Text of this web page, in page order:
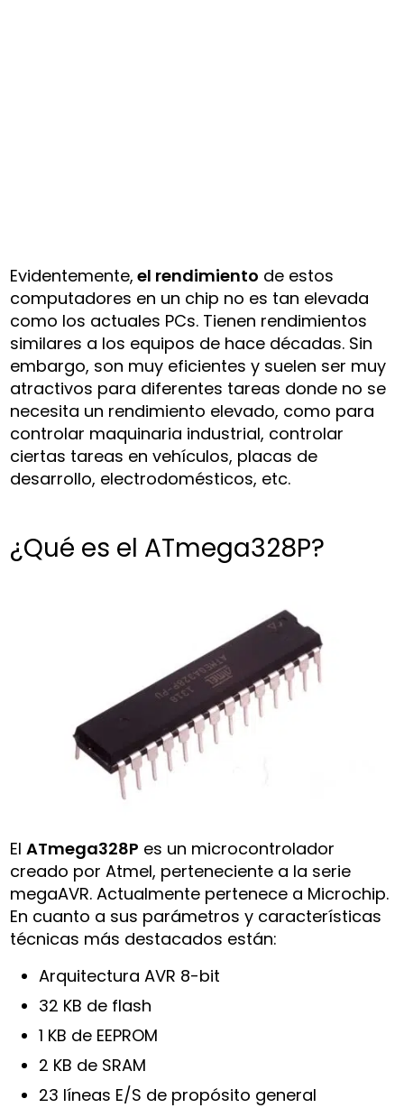
Evidentemente, el rendimiento de estos
computadores en un chip no es tan elevada
como los actuales PCs. Tienen rendimientos
similares a los equipos de hace décadas. Sin
embargo, son muy eficientes y suelen ser muy
atractivos para diferentes tareas donde no se
necesita un rendimiento elevado, como para
controlar maquinaria industrial, controlar
ciertas tareas en vehículos, placas de
desarrollo, electrodomésticos, etc.
¿Qué es el ATmega328P?
ElATmega328P es un microcontrolador
creado por Atmel, perteneciente a la serie
megaAVR. Actualmente pertenece a Microchip.
En cuanto a sus parámetros y características
técnicas más destacados están:
Arquitectura AVR 8-bit
32 KB de flash
1 KB de EEPROM
2 KB de SRAM
23 líneas E/S de propósito general